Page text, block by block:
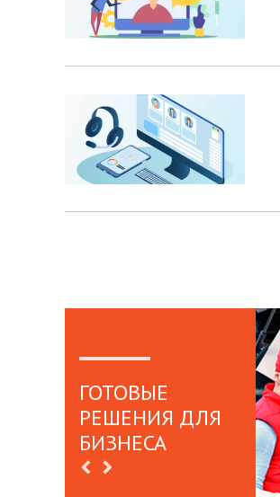
ГОТОВЫЕ
РЕШЕНИЯ ДЛЯ
БИЗНЕСА